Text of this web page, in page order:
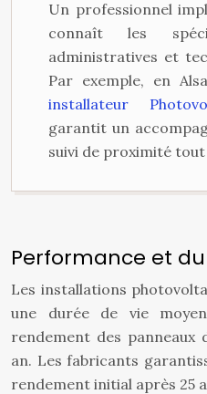
Un professionnel
connaît les
administratives et
Par exemple, en
installateur
garantit un
suivi de proximité
Performance et
Les installations
une durée de vie
rendement des panneaux
an. Les fabricants
rendement initial après 25